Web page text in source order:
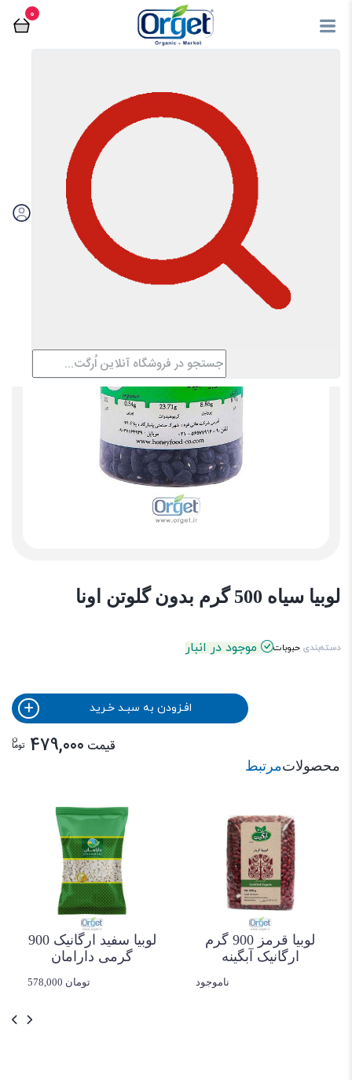
0
فروشگاه آنلاین اُرگت
کالاهای اساسی
حبوبات
لوبیا سیاه 500 گرم بدون گلوتن اونا
دسته‌بندی حبوبات موجود در انبار
افـزودن به سبـد خـرید
قیمت 479,000 توما
ن
محصولاتمرتبط
لوبیا سفید ارگانیک 900
گرمی دارامان
578,000 تومان
لوبیا قرمز 900 گرم
ارگانیک آبگینه
ناموجود